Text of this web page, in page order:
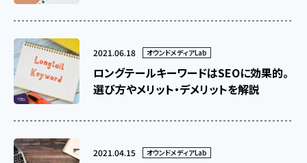
オウンドメディアLab
2021.06.18
ロングテールキーワードはSEOに効果的。
選び方やメリット・デメリットを解説
オウンドメディアLab
2021.04.15